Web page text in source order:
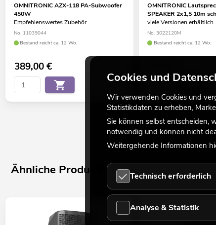
OMNITRONIC AZX-118 PA-Subwoofer
450W
Empfehlenswertes Zubehör
No. 11039044
Bestand reicht ca. 12 Wo.
389,00€
OMNITRONIC
SPEAKER 2x1,5 10m
viele Versionen erhältlich
No. 3022120M
Bestand reicht ca. 12 Wo.
Ähnliche Produkte
Cookies und
Wir verwenden Cookies und
Statistikdaten zu erheben,
Sie können selbst entscheiden,
notwendig und können nicht
Weitergehende Informationen
Technisch erforderlich
Analyse & Statistik